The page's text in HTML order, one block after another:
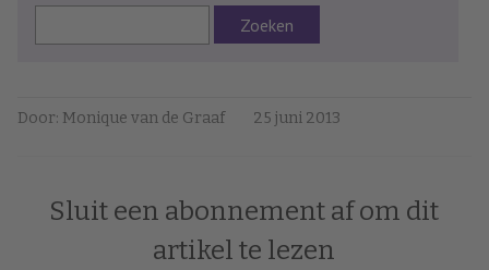
Zoeken
Door: Monique van de Graaf 25 juni 2013
Sluit een abonnement af om dit
artikel te lezen